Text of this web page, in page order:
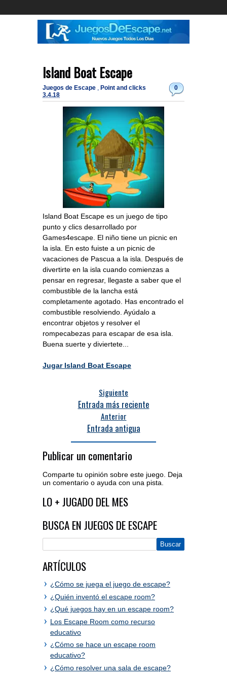
Island Boat Escape
0
Juegos de Escape , Point and clicks
3.4.18
Island Boat Escape es un juego de tipo
punto y clics desarrollado por
Games4escape. El niño tiene un picnic en
la isla. En esto fuiste a un picnic de
vacaciones de Pascua a la isla. Después de
divertirte en la isla cuando comienzas a
pensar en regresar, llegaste a saber que el
combustible de la lancha está
completamente agotado. Has encontrado el
combustible resolviendo. Ayúdalo a
encontrar objetos y resolver el
rompecabezas para escapar de esa isla.
Buena suerte y diviertete...
Jugar Island Boat Escape
Siguiente
Entrada más reciente
Anterior
Entrada antigua
Publicar un comentario
Comparte tu opinión sobre este juego. Deja
un comentario o ayuda con una pista.
Acceder al editor de comentarios
LO + JUGADO DEL MES
BUSCA EN JUEGOS DE ESCAPE
ARTÍCULOS
¿Cómo se juega el juego de escape?
¿Quién inventó el escape room?
¿Qué juegos hay en un escape room?
Los Escape Room como recurso
educativo
¿Cómo se hace un escape room
educativo?
¿Cómo resolver una sala de escape?